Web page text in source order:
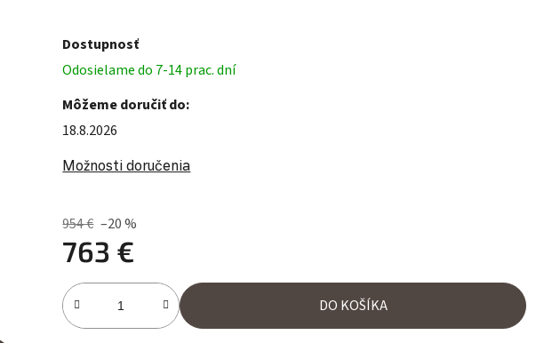
Dostupnosť
Odosielame do 7-14 prac. dní
Môžeme doručiť do:
18.8.2026
Možnosti doručenia
954 € –20 %
763 €
Jednotková cena:
DO KOŠÍKA